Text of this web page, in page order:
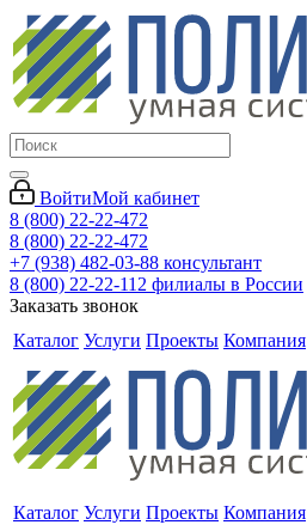
ВойтиМой кабинет
8 (800) 22-22-472
8 (800) 22-22-472
+7 (938) 482-03-88 консультант
8 (800) 22-22-112 филиалы в России
Заказать звонок
Каталог Услуги Проекты Компания
Каталог Услуги Проекты Компания